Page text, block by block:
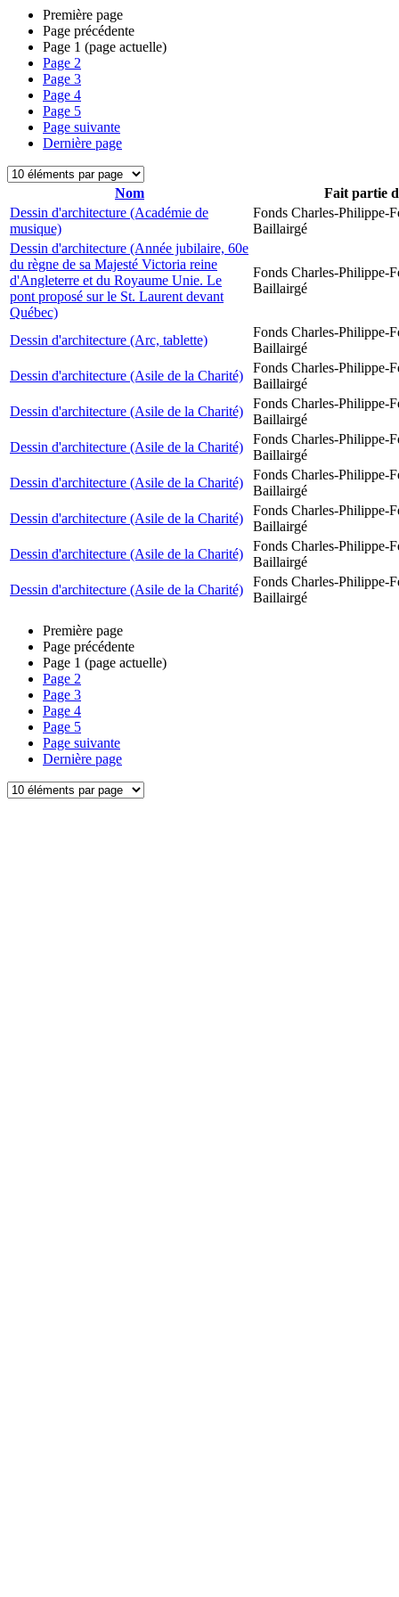
Première page
Page précédente
Page 1 (page actuelle)
Page 2
Page 3
Page 4
Page 5
Page suivante
Dernière page
Nom
Fait partie
Dessin d'architecture (Académie de
musique)
Fonds Charles-Philippe-
Baillairgé
Dessin d'architecture (Année jubilaire, 60e
du règne de sa Majesté Victoria reine
d'Angleterre et du Royaume Unie. Le
pont proposé sur le St. Laurent devant
Québec)
Fonds Charles-Philippe-
Baillairgé
Dessin d'architecture (Arc, tablette)
Fonds Charles-Philippe-
Baillairgé
Dessin d'architecture (Asile de la Charité)
Fonds Charles-Philippe-
Baillairgé
Dessin d'architecture (Asile de la Charité)
Fonds Charles-Philippe-
Baillairgé
Dessin d'architecture (Asile de la Charité)
Fonds Charles-Philippe-
Baillairgé
Dessin d'architecture (Asile de la Charité)
Fonds Charles-Philippe-
Baillairgé
Dessin d'architecture (Asile de la Charité)
Fonds Charles-Philippe-
Baillairgé
Dessin d'architecture (Asile de la Charité)
Fonds Charles-Philippe-
Baillairgé
Dessin d'architecture (Asile de la Charité)
Fonds Charles-Philippe-
Baillairgé
Première page
Page précédente
Page 1 (page actuelle)
Page 2
Page 3
Page 4
Page 5
Page suivante
Dernière page